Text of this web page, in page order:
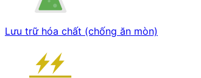
Lưu trữ hóa chất (chống ăn mòn)